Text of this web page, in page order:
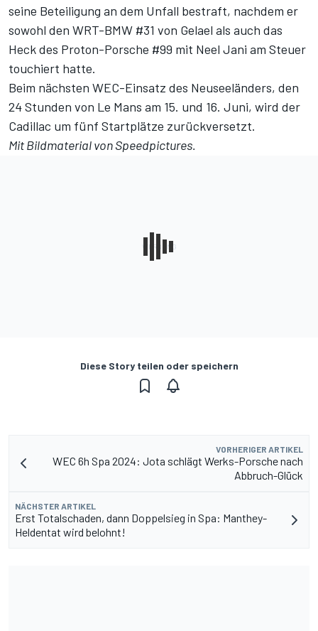
seine Beteiligung an dem Unfall bestraft, nachdem er
sowohl den WRT-BMW #31 von Gelael als auch das
Heck des Proton-Porsche #99 mit Neel Jani am Steuer
touchiert hatte.
Beim nächsten WEC-Einsatz des Neuseeländers, den
24 Stunden von Le Mans am 15. und 16. Juni, wird der
Cadillac um fünf Startplätze zurückversetzt.
Mit Bildmaterial von Speedpictures.
Diese Story teilen oder speichern
VORHERIGER ARTIKEL
WEC 6h Spa 2024: Jota schlägt Werks-Porsche nach
Abbruch-Glück
NÄCHSTER ARTIKEL
Erst Totalschaden, dann Doppelsieg in Spa: Manthey-
Heldentat wird belohnt!